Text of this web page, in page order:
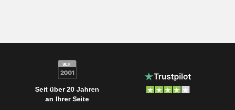
Seit über 20 Jahren
an Ihrer Seite